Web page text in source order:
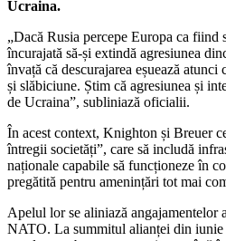
Ucraina.
„Dacă Rusia percepe Europa ca fiind
încurajată să-și extindă agresiunea
învață că descurajarea eșuează
și slăbiciune. Știm că agresiunea și
de Ucraina”, subliniază oficialii.
În acest context, Knighton și Breuer
întregii societăți”, care să includă
naționale capabile să funcționeze în
pregătită pentru amenințări tot mai
Apelul lor se aliniază angajamentelor
NATO. La summitul alianței din iunie